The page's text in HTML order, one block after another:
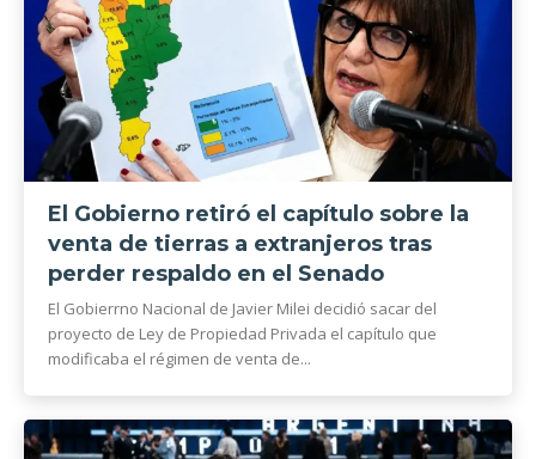
El Gobierno retiró el capítulo sobre la
venta de tierras a extranjeros tras
perder respaldo en el Senado
El Gobierrno Nacional de Javier Milei decidió sacar del
proyecto de Ley de Propiedad Privada el capítulo que
modificaba el régimen de venta de...